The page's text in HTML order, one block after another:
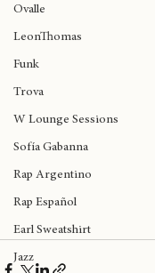
Emiliana
Ovalle
LeonThomas
Funk
Trova
W Lounge Sessions
Sofía Gabanna
Rap Argentino
Rap Español
Earl Sweatshirt